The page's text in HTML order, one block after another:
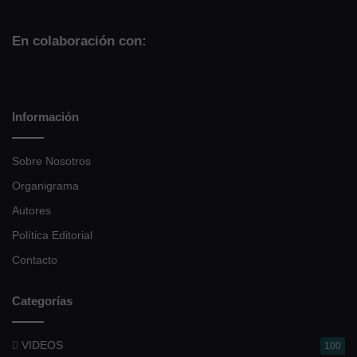
En colaboración con:
Información
Sobre Nosotros
Organigrama
Autores
Política Editorial
Contacto
Categorías
VIDEOS 100